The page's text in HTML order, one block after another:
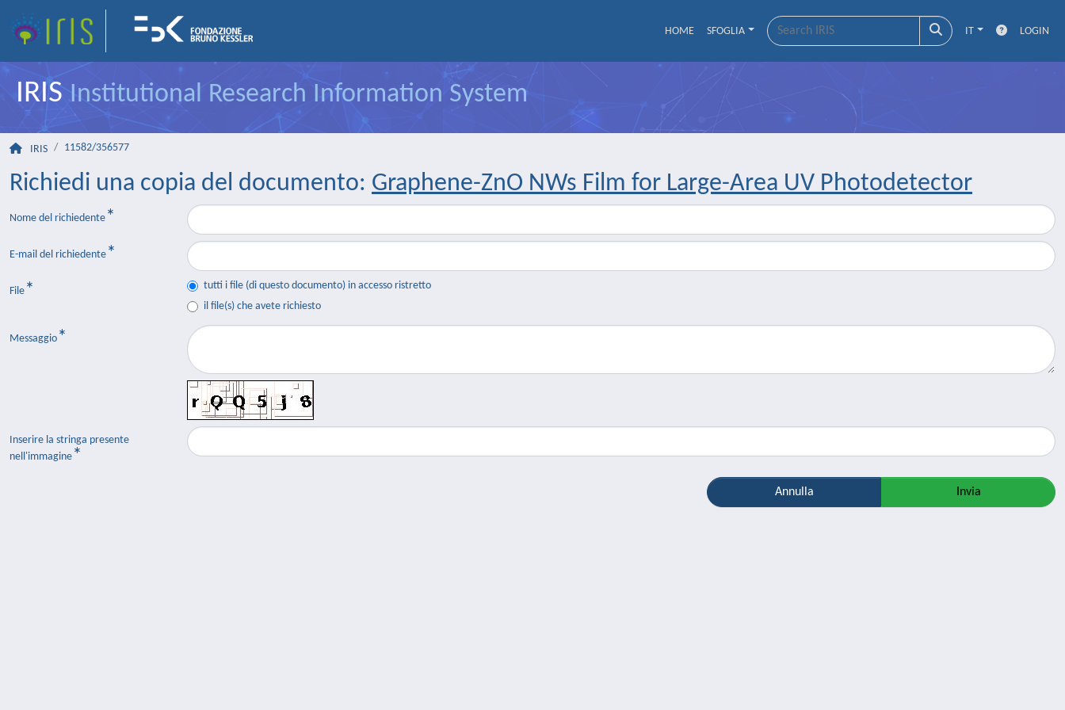
HOME SFOGLIA IT LOGIN
IRISInstitutional Research Information System
IRIS 11582/356577
Richiedi una copia del documento: Graphene-ZnO NWs Film for Large-Area UV Photodetector
Nome del richiedente
E-mail del richiedente
File
tutti i file (di questo documento) in accesso ristretto
il file(s) che avete richiesto
Messaggio
Inserire la stringa presente
nell'immagine
Annulla Invia